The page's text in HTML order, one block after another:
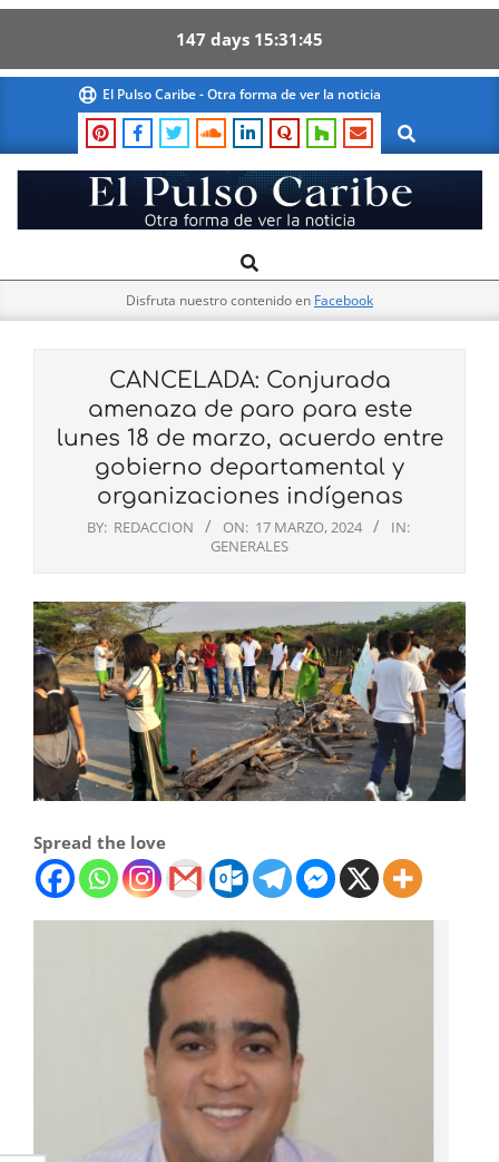
147 days 15 31 44
content
El Pulso Caribe - Otra forma de ver la noticia
Search
El
Pulso
Navigation
Search
Disfruta nuestro contenido en Facebook
CANCELADA: Conjurada
amenaza de paro para este
lunes 18 de marzo, acuerdo entre
gobierno departamental y
organizaciones indígenas
BY: REDACCION ON: 17 MARZO, 2024
IN:
GENERALES
Spread the love